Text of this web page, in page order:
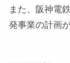
また、阪神電
発事業の計画